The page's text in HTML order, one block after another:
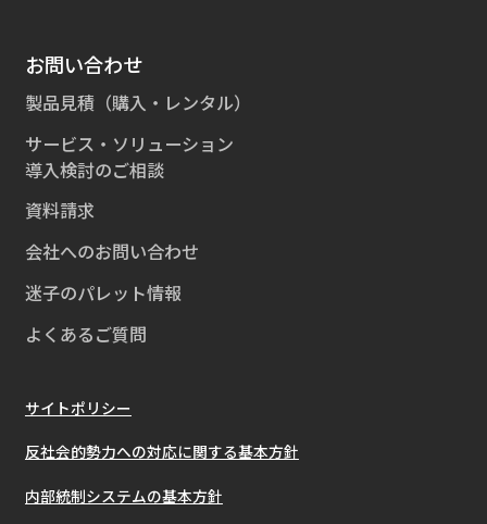
お問い合わせ
製品見積（購入・レンタル）
サービス・ソリューション
導入検討のご相談
資料請求
会社へのお問い合わせ
迷子のパレット情報
よくあるご質問
サイトポリシー
反社会的勢力への対応に関する基本方針
内部統制システムの基本方針